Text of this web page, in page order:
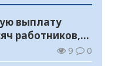
выплату
работников,
труда9 0